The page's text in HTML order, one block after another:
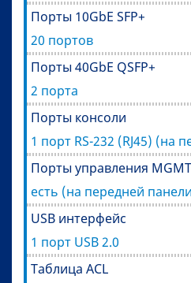
Порты 10GbE SFP+
20 портов
Порты 40GbE QSFP+
2 порта
Порты консоли
1 порт RS-232 (RJ45) (на
Порты управления MGMT
есть (на передней
USB интерфейс
1 порт USB 2.0
Таблица ACL